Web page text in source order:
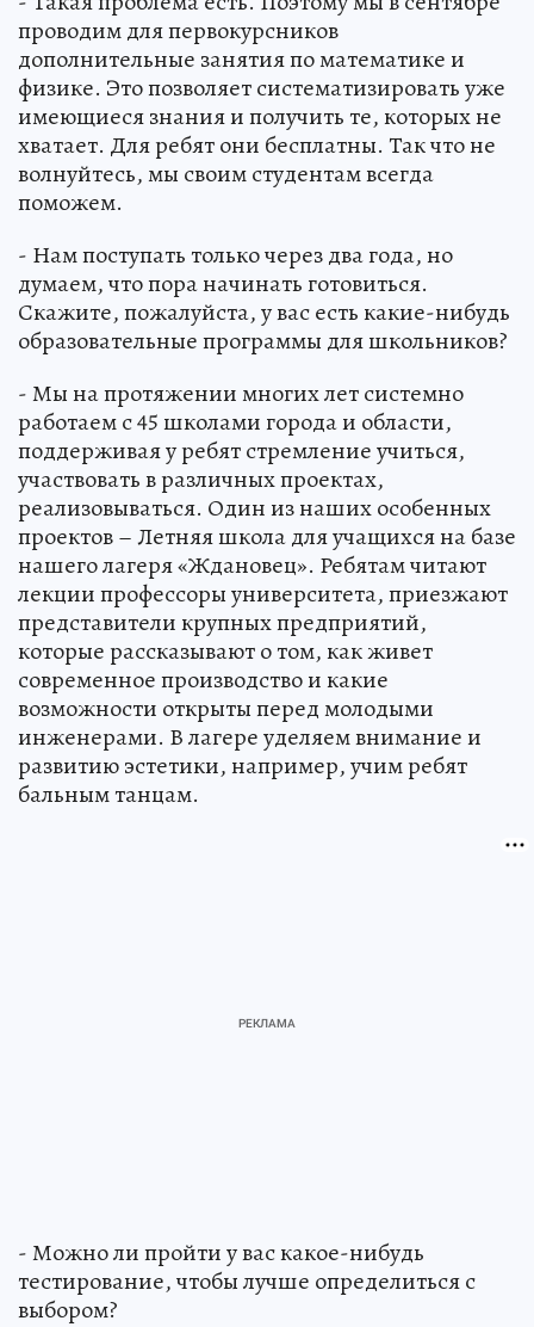
проводим для первокурсников
дополнительные занятия по математике и
физике. Это позволяет систематизировать уже
имеющиеся знания и получить те, которых не
хватает. Для ребят они бесплатны. Так что не
волнуйтесь, мы своим студентам всегда
поможем.
- Нам поступать только через два года, но
думаем, что пора начинать готовиться.
Скажите, пожалуйста, у вас есть какие-нибудь
образовательные программы для школьников?
- Мы на протяжении многих лет системно
работаем с 45 школами города и области,
поддерживая у ребят стремление учиться,
участвовать в различных проектах,
реализовываться. Один из наших особенных
проектов – Летняя школа для учащихся на базе
нашего лагеря «Ждановец». Ребятам читают
лекции профессоры университета, приезжают
представители крупных предприятий,
которые рассказывают о том, как живет
современное производство и какие
возможности открыты перед молодыми
инженерами. В лагере уделяем внимание и
развитию эстетики, например, учим ребят
бальным танцам.
- Можно ли пройти у вас какое-нибудь
тестирование, чтобы лучше определиться с
выбором?